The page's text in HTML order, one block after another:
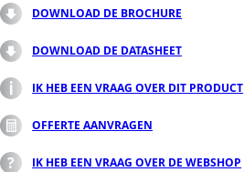
DOWNLOAD DE BROCHURE
DOWNLOAD DE DATASHEET
IK HEB EEN VRAAG OVER DIT PRODUCT
OFFERTE AANVRAGEN
IK HEB EEN VRAAG OVER DE WEBSHOP